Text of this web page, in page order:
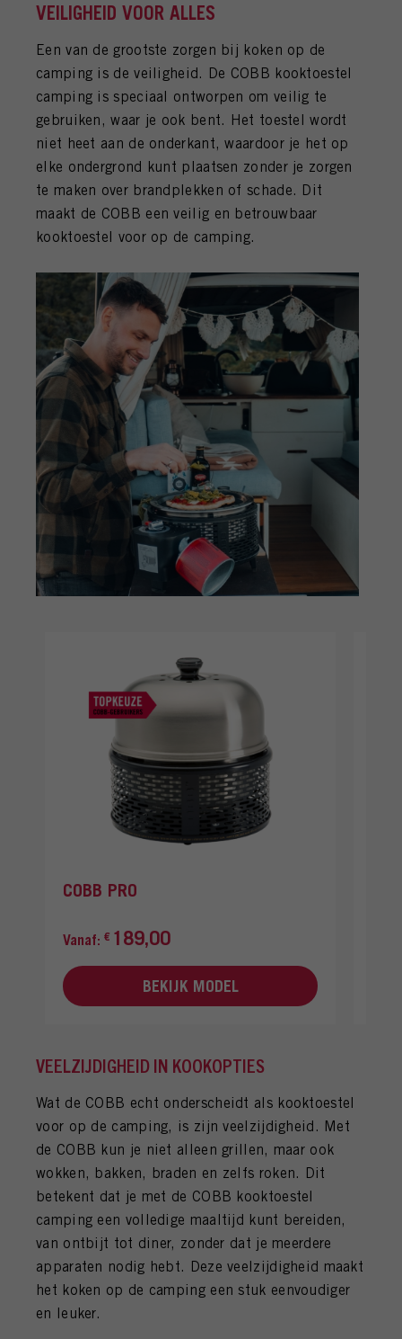
VEILIGHEID VOOR ALLES
Een van de grootste zorgen bij koken op de
camping is de veiligheid. De COBB kooktoestel
camping is speciaal ontworpen om veilig te
gebruiken, waar je ook bent. Het toestel wordt
niet heet aan de onderkant, waardoor je het op
elke ondergrond kunt plaatsen zonder je zorgen
te maken over brandplekken of schade. Dit
maakt de COBB een veilig en betrouwbaar
kooktoestel voor op de camping.
COBB PRO
Vanaf: € 189,00
BEKIJK MODEL
VEELZIJDIGHEID IN KOOKOPTIES
Wat de COBB echt onderscheidt als kooktoestel
voor op de camping, is zijn veelzijdigheid. Met
de COBB kun je niet alleen grillen, maar ook
wokken, bakken, braden en zelfs roken. Dit
betekent dat je met de COBB kooktoestel
camping een volledige maaltijd kunt bereiden,
van ontbijt tot diner, zonder dat je meerdere
apparaten nodig hebt. Deze veelzijdigheid maakt
het koken op de camping een stuk eenvoudiger
en leuker.